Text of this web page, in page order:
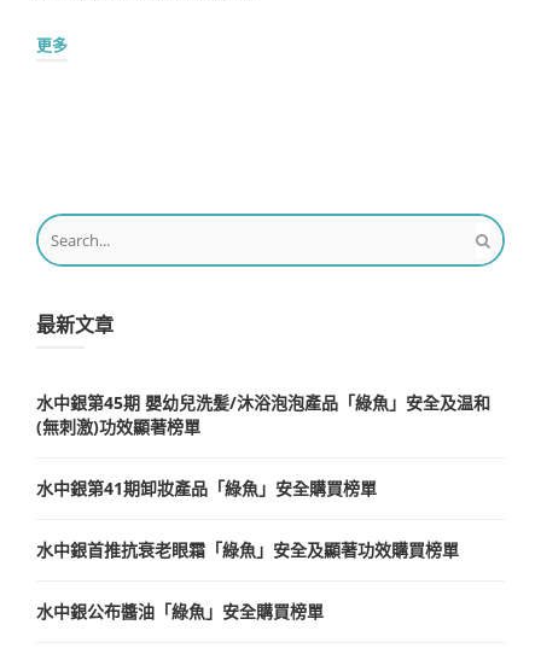
更多
最新文章
水中銀第45期 嬰幼兒洗髪/沐浴泡泡產品「綠魚」安全及温和
(無刺激)功效顯著榜單
水中銀第41期卸妝產品「綠魚」安全購買榜單
水中銀首推抗衰老眼霜「綠魚」安全及顯著功效購買榜單
水中銀公布醬油「綠魚」安全購買榜單